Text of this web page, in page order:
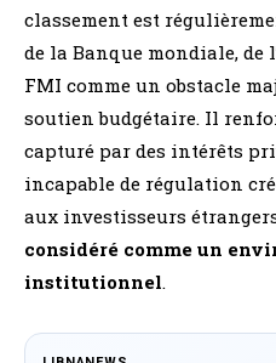
classement est
de la Banque mondiale, de
FMI comme un obstacle
soutien budgétaire. Il
capturé par des intérêts
incapable de régulation
aux investisseurs
considéré comme un
institutionnel.